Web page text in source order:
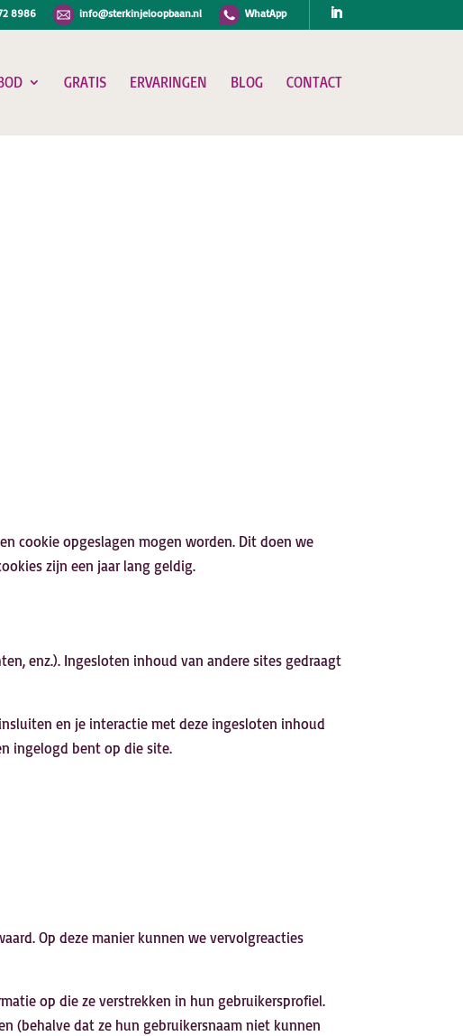
8986 info@sterkinjeloopbaan.nl WhatApp
GRATIS ERVARINGEN BLOG CONTACT
cookie opgeslagen mogen worden. Dit doen we
zijn een jaar lang geldig.
enz.). Ingesloten inhoud van andere sites gedraagt
en je interactie met deze ingesloten inhoud
ingelogd bent op die site.
Op deze manier kunnen we vervolgreacties
op die ze verstrekken in hun gebruikersprofiel.
(behalve dat ze hun gebruikersnaam niet kunnen